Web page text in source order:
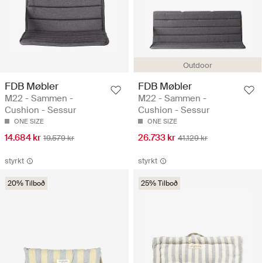
FDB Møbler
M22 - Sammen -
Cushion - Sessur
ONE SIZE
14.684 kr 19.579 kr
Outdoor
FDB Møbler
M22 - Sammen -
Cushion - Sessur
ONE SIZE
26.733 kr 41.129 kr
styrkt
20% Tilboð
styrkt
25% Tilboð